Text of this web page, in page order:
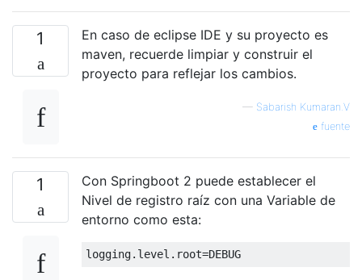
1
En caso de eclipse IDE y su proyecto es
maven, recuerde limpiar y construir el
proyecto para reflejar los cambios.
— Sabarish Kumaran.V
fuente
1
Con Springboot 2 puede establecer el
Nivel de registro raíz con una Variable de
entorno como esta: